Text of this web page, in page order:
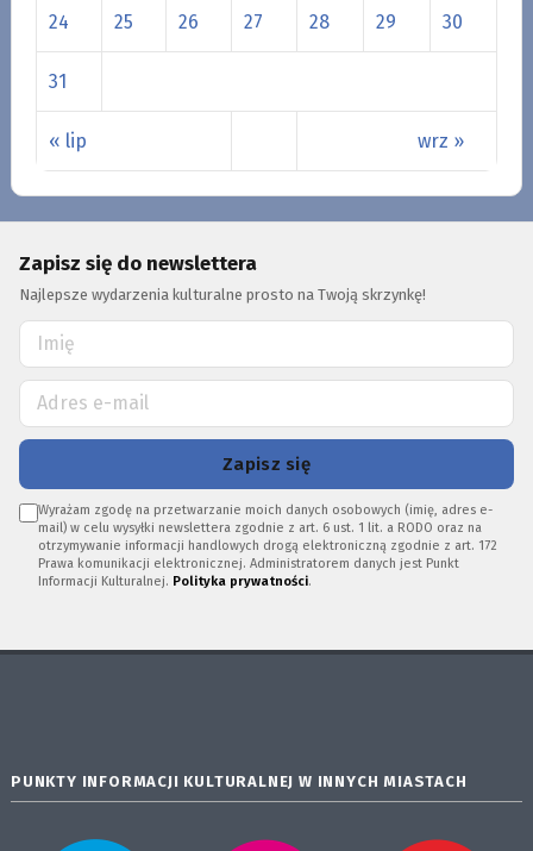
« lip wrz »
24 25 26 27 28 29 30
31
Zapisz się do newslettera
Najlepsze wydarzenia kulturalne prosto na Twoją skrzynkę!
Zapisz się
Wyrażam zgodę na przetwarzanie moich danych osobowych (imię, adres e-
mail) w celu wysyłki newslettera zgodnie z art. 6 ust. 1 lit. a RODO oraz na
otrzymywanie informacji handlowych drogą elektroniczną zgodnie z art. 172
Prawa komunikacji elektronicznej. Administratorem danych jest Punkt
Informacji Kulturalnej. Polityka prywatności.
PUNKTY INFORMACJI KULTURALNEJ W INNYCH MIASTACH